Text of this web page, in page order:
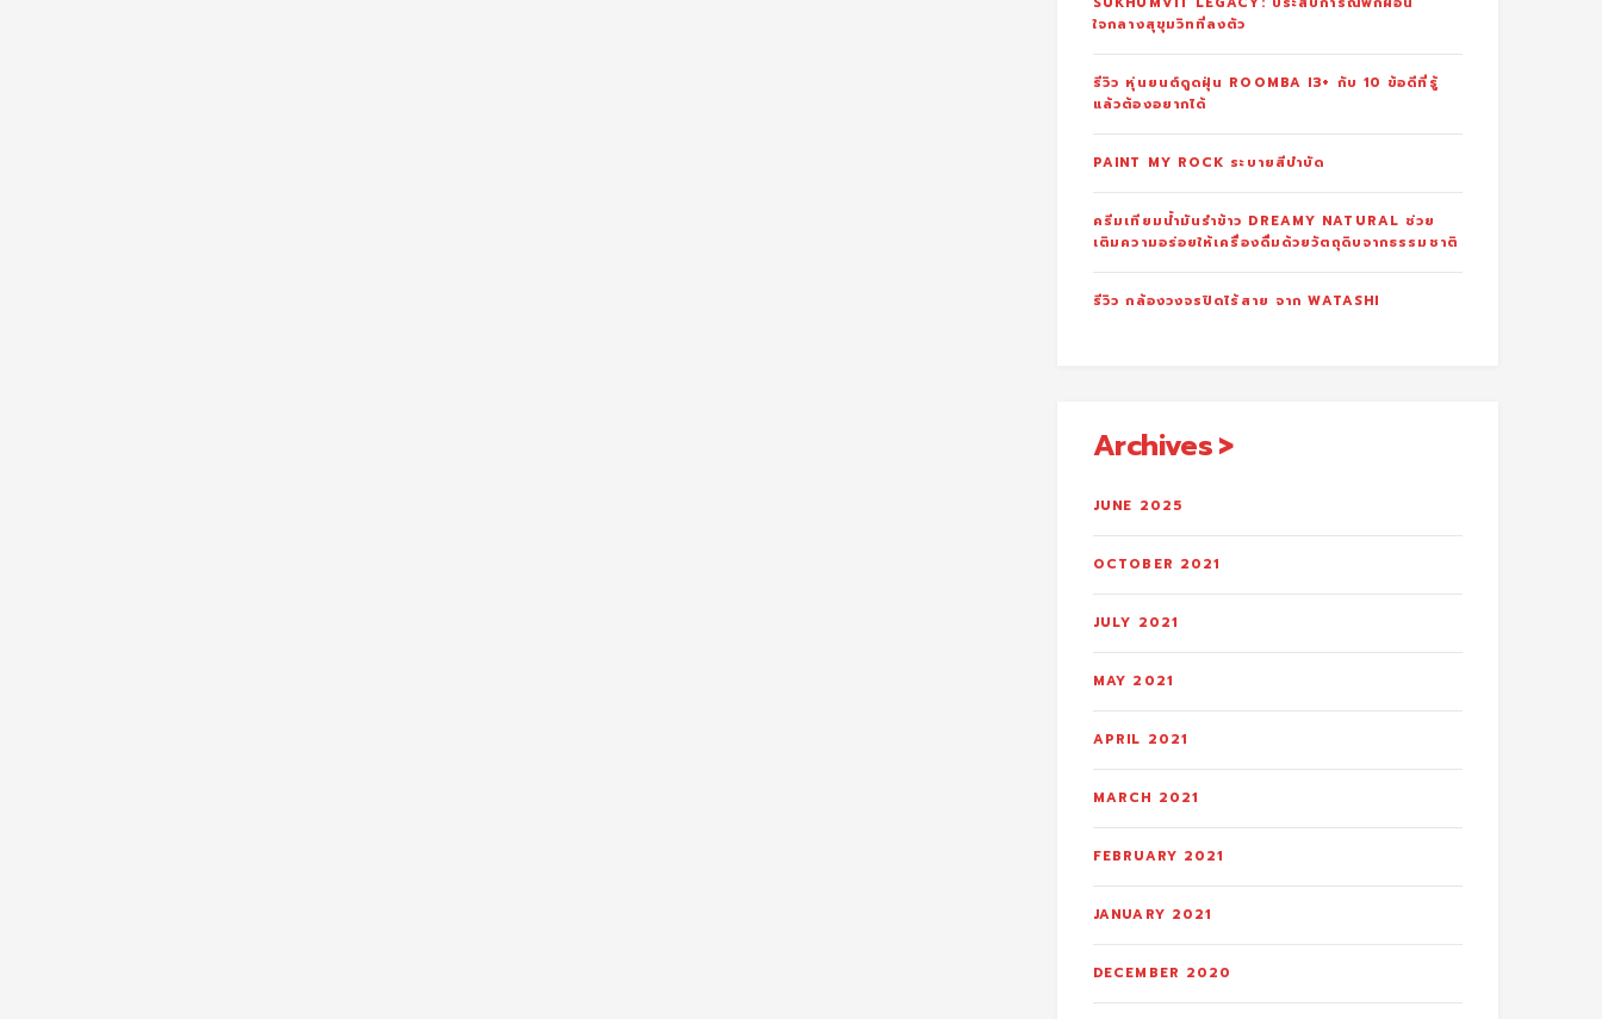
ใจกลางสุขุมวิทที่ลงตัว
รีวิว หุ่นยนต์ดูดฝุ่น ROOMBA I3+ กับ 10 ข้อดีที่รู้
แล้วต้องอยากได้
PAINT MY ROCK ระบายสีบำบัด
ครีมเทียมน้ำมันรำข้าว DREAMY NATURAL ช่วย
เติมความอร่อยให้เครื่องดื่มด้วยวัตถุดิบจากธรรมชาติ
รีวิว กล้องวงจรปิดไร้สาย จาก WATASHI
Archives
JUNE 2025
OCTOBER 2021
JULY 2021
MAY 2021
APRIL 2021
MARCH 2021
FEBRUARY 2021
JANUARY 2021
DECEMBER 2020